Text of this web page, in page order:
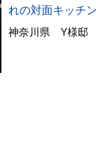
れの対面キッチ
神奈川県 Y様邸